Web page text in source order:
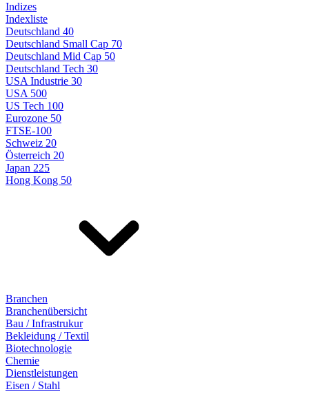
Indizes
Indexliste
Deutschland 40
Deutschland Small Cap 70
Deutschland Mid Cap 50
Deutschland Tech 30
USA Industrie 30
USA 500
US Tech 100
Eurozone 50
FTSE-100
Schweiz 20
Österreich 20
Japan 225
Hong Kong 50
Branchen
Branchenübersicht
Bau / Infrastrukur
Bekleidung / Textil
Biotechnologie
Chemie
Dienstleistungen
Eisen / Stahl